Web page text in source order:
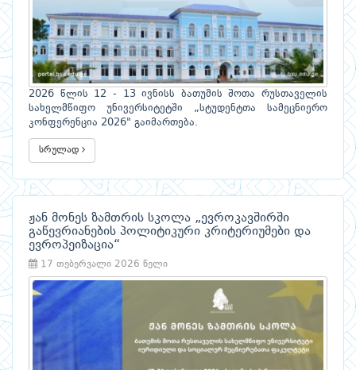
2026 წლის 12 - 13 ივნისს ბათუმის შოთა რუსთაველის
სახელმწიფო უნივერსიტეტში „სტუდენტთა სამეცნიერო
კონფერენცია 2026" გაიმართება.
სრულად
ჟან მონეს ზამთრის სკოლა „ევროკავშირში
გაწევრიანების პოლიტიკური კრიტერიუმები და
ევროპეიზაცია“
17 თებერვალი 2026 წელი